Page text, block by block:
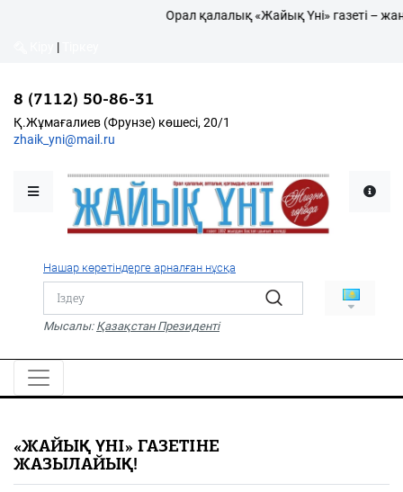
Қалалықтар қаперіне
Қоғам
Дені сау ұлт
Спорт
Жалын
PDF
«Жайық үні» — 33 жыл
Каталог
Қ.Жұмағалиев (Фрунзе)
Орал қалалық «Жайық Үні» газеті –
|
8 (7112) 50-86-31
Қ.Жұмағалиев (Фрунзе) көшесі, 20/1
zhaik_yni@mail.ru
Нашар көретіндерге арналған нұсқа
Мысалы: Қазақстан Президенті
«ЖАЙЫҚ ҮНІ» ГАЗЕТІНЕ
ЖАЗЫЛАЙЫҚ!